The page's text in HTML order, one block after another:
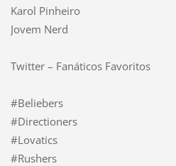
Karol Pinheiro
Jovem Nerd
Twitter – Fanáticos Favoritos
#Beliebers
#Directioners
#Lovatics
#Rushers